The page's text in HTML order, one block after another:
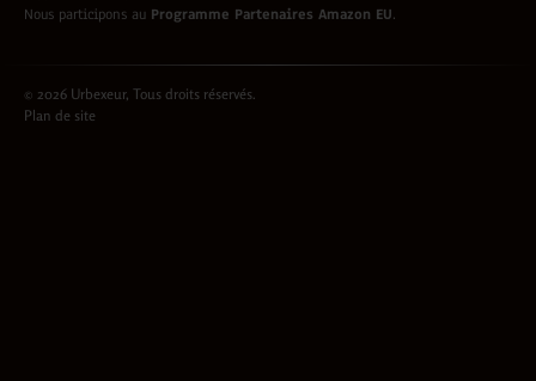
Nous participons au Programme Partenaires Amazon EU.
© 2026 Urbexeur, Tous droits réservés.
Plan de site